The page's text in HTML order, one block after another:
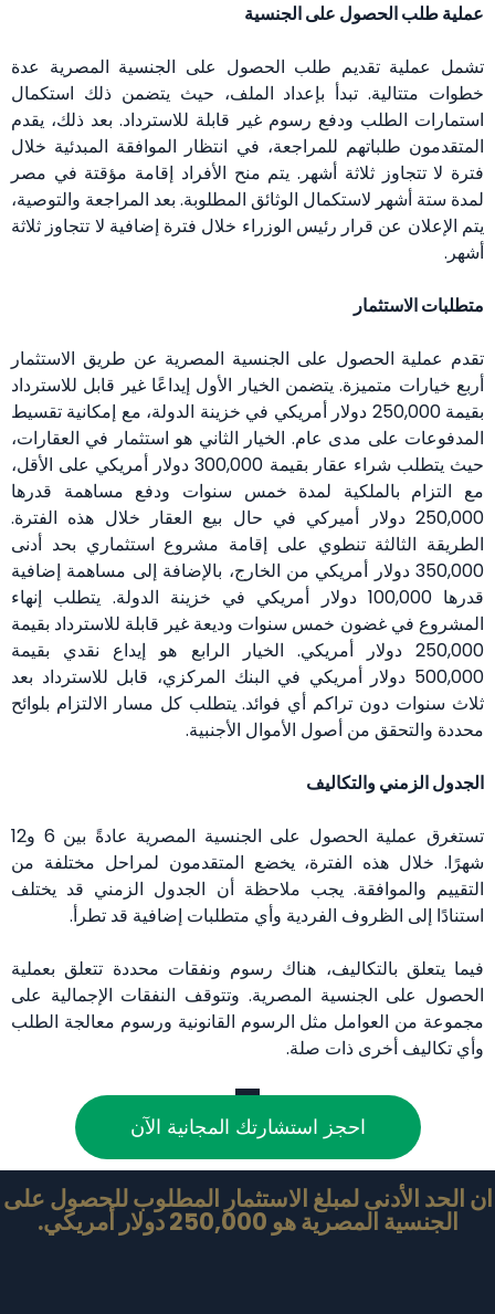
عملية طلب الحصول على الجنسية
تشمل عملية تقديم طلب الحصول على الجنسية المصرية عدة
خطوات متتالية. تبدأ بإعداد الملف، حيث يتضمن ذلك استكمال
استمارات الطلب ودفع رسوم غير قابلة للاسترداد. بعد ذلك، يقدم
المتقدمون طلباتهم للمراجعة، في انتظار الموافقة المبدئية خلال
فترة لا تتجاوز ثلاثة أشهر. يتم منح الأفراد إقامة مؤقتة في مصر
لمدة ستة أشهر لاستكمال الوثائق المطلوبة. بعد المراجعة والتوصية،
يتم الإعلان عن قرار رئيس الوزراء خلال فترة إضافية لا تتجاوز ثلاثة
أشهر.
متطلبات الاستثمار
تقدم عملية الحصول على الجنسية المصرية عن طريق الاستثمار
أربع خيارات متميزة. يتضمن الخيار الأول إيداعًا غير قابل للاسترداد
بقيمة 250,000 دولار أمريكي في خزينة الدولة، مع إمكانية تقسيط
المدفوعات على مدى عام. الخيار الثاني هو استثمار في العقارات،
حيث يتطلب شراء عقار بقيمة 300,000 دولار أمريكي على الأقل،
مع التزام بالملكية لمدة خمس سنوات ودفع مساهمة قدرها
250,000 دولار أميركي في حال بيع العقار خلال هذه الفترة.
الطريقة الثالثة تنطوي على إقامة مشروع استثماري بحد أدنى
350,000 دولار أمريكي من الخارج، بالإضافة إلى مساهمة إضافية
قدرها 100,000 دولار أمريكي في خزينة الدولة. يتطلب إنهاء
المشروع في غضون خمس سنوات وديعة غير قابلة للاسترداد بقيمة
250,000 دولار أمريكي. الخيار الرابع هو إيداع نقدي بقيمة
500,000 دولار أمريكي في البنك المركزي، قابل للاسترداد بعد
ثلاث سنوات دون تراكم أي فوائد. يتطلب كل مسار الالتزام بلوائح
محددة والتحقق من أصول الأموال الأجنبية.
الجدول الزمني والتكاليف
تستغرق عملية الحصول على الجنسية المصرية عادةً بين 6 و12
شهرًا. خلال هذه الفترة، يخضع المتقدمون لمراحل مختلفة من
التقييم والموافقة. يجب ملاحظة أن الجدول الزمني قد يختلف
استنادًا إلى الظروف الفردية وأي متطلبات إضافية قد تطرأ.
فيما يتعلق بالتكاليف، هناك رسوم ونفقات محددة تتعلق بعملية
الحصول على الجنسية المصرية. وتتوقف النفقات الإجمالية على
مجموعة من العوامل مثل الرسوم القانونية ورسوم معالجة الطلب
وأي تكاليف أخرى ذات صلة.
احجز استشارتك المجانية الآن
ان الحد الأدنى لمبلغ الاستثمار المطلوب للحصول على
الجنسية المصرية هو 250,000 دولار أمريكي.